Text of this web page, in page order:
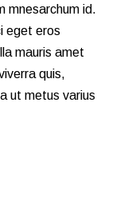
mnesarchum id.
eget eros
mauris amet
quis,
ut metus varius